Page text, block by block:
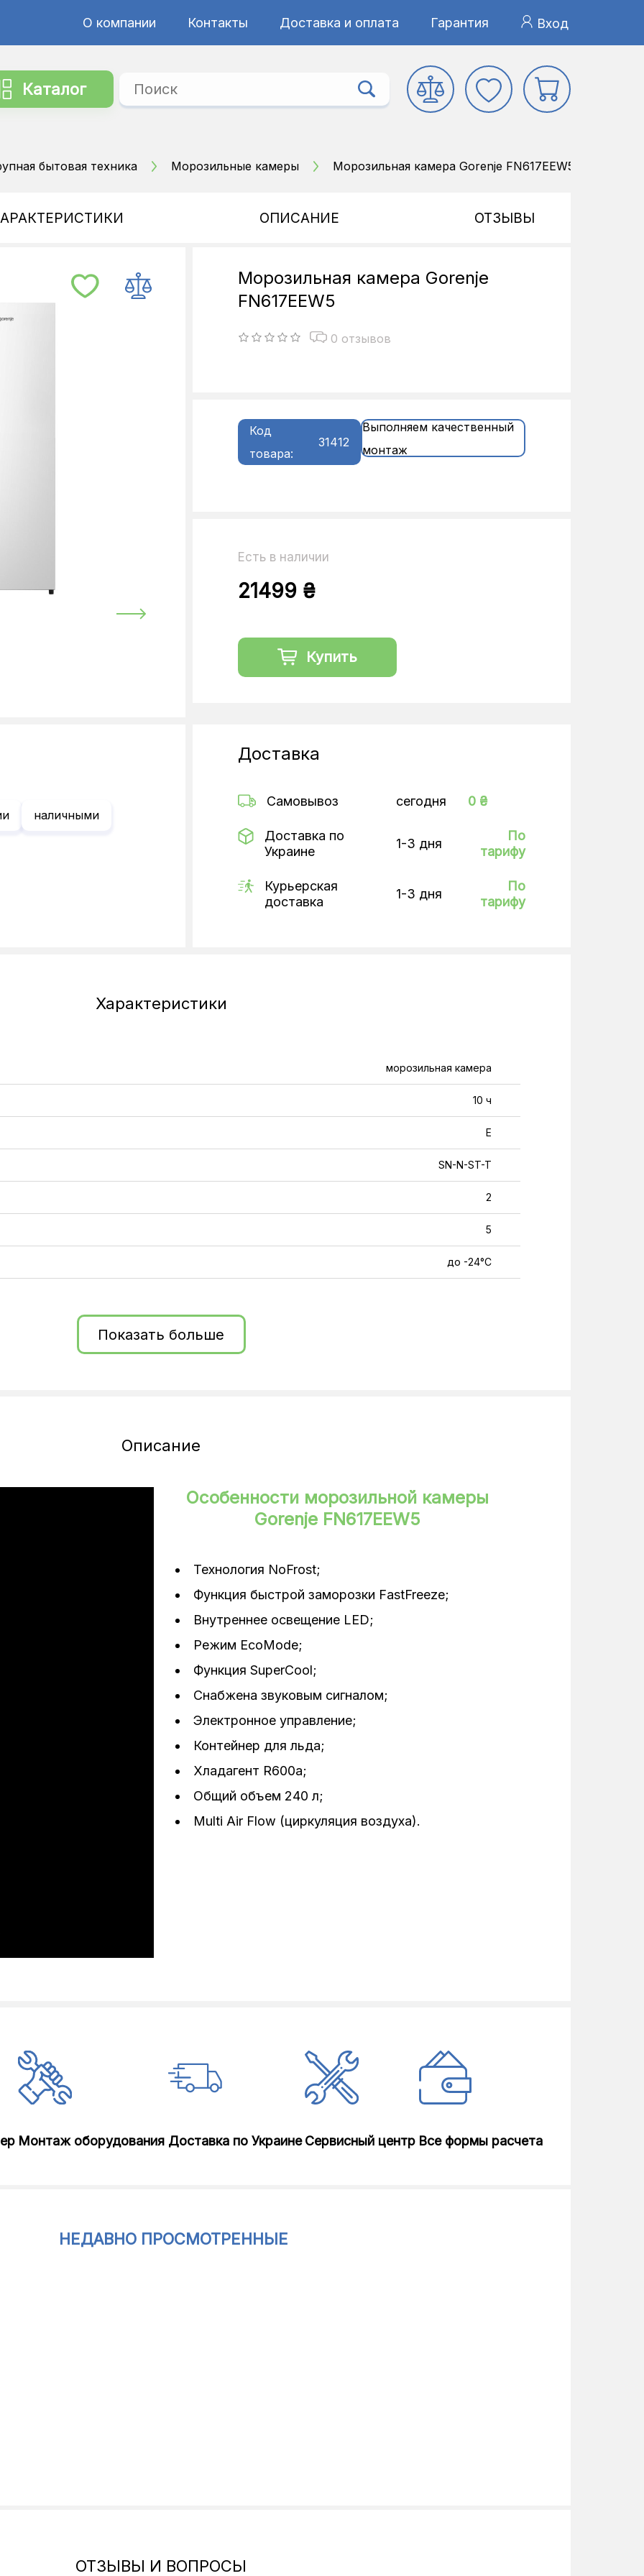
О компании Контакты Доставка и оплата Гарантия Вход
Каталог
бытовая техника Морозильные камеры Морозильная камера Gorenje FN617EEW5
ОПИСАНИЕ ОТЗЫВЫ
наличными
Морозильная камера Gorenje
FN617EEW5
0 отзывов
Код
товара:
31412
Выполняем качественный
монтаж
Есть в наличии
21499 ₴
Купить
Доставка
Самовывоз сегодня 0 ₴
Доставка по
Украине
1-3 дня
По
тарифу
Курьерская
доставка
1-3 дня
По
тарифу
Характеристики
морозильная камера
10 ч
Е
SN-N-ST-T
2
5
до -24°C
хладагент R600a, 2 ножки + 2 колесика, переключатель быстрой заморозки, экономный
освещение, Multi Air Flow (циркуляция воздуха), суперзамораживание, открывание дверей
Показать больше
Описание
Особенности морозильной камеры
Gorenje FN617EEW5
Технология NoFrost;
Функция быстрой заморозки FastFreeze;
Внутреннее освещение LED;
Режим EcoMode;
Функция SuperCool;
Снабжена звуковым сигналом;
Электронное управление;
Контейнер для льда;
Хладагент R600a;
Общий объем 240 л;
Multi Air Flow (циркуляция воздуха).
Монтаж оборудования Доставка по Украине Сервисный центр Все формы расчета
НЕДАВНО ПРОСМОТРЕННЫЕ
ОТЗЫВЫ И ВОПРОСЫ